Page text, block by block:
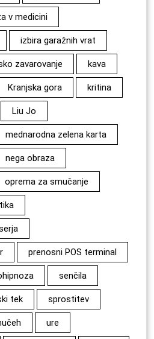
v medicini
izbira garažnih vrat
zavarovanje kava
Kranjska gora kritina
Liu Jo
mednarodna zelena karta
nega obraza
oprema za smučanje
prenosni POS terminal
senčila
tek sprostitev
ure